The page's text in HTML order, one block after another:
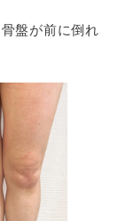
盤が前に倒れ